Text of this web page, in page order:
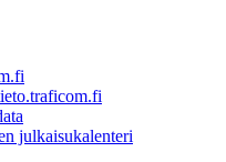
julkaisukalenteri